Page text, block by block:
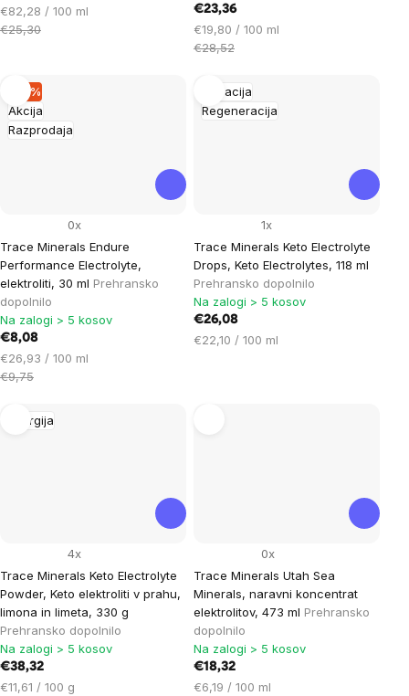
Cena
na
€82,28 / 100 ml
€25,30
€23,36
Cena
na
€19,80 / 100 ml
€28,52
Akcija
Razprodaja
–17 %
Trace Minerals Endure
Performance Electrolyte,
elektroliti, 30 ml Prehransko
dopolnilo
0x
Na zalogi > 5 kosov
€8,08
Cena
na
€26,93 / 100 ml
€9,75
Hidracija
Regeneracija
Trace Minerals Keto Electrolyte
Drops, Keto Electrolytes, 118 ml
Prehransko dopolnilo
1x
Na zalogi > 5 kosov
€26,08
Cena
€22,10 / 100 ml
Energija
Trace Minerals Keto Electrolyte
Powder, Keto elektroliti v prahu,
limona in limeta, 330 g
Prehransko dopolnilo
4x
Na zalogi > 5 kosov
€38,32
Cena
€11,61 / 100 g
Trace Minerals Utah Sea
Minerals, naravni koncentrat
elektrolitov, 473 ml Prehransko
dopolnilo
0x
Na zalogi > 5 kosov
€18,32
Cena
€6,19 / 100 ml